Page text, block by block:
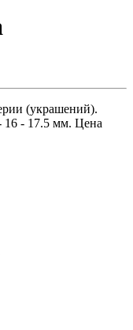
(украшений).
16 - 17.5 мм. Цена